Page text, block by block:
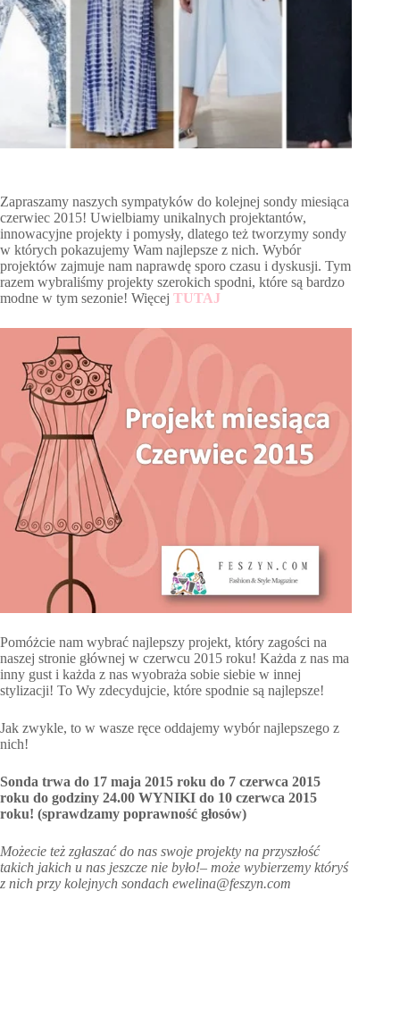
Zapraszamy naszych sympatyków do kolejnej sondy miesiąca
czerwiec 2015! Uwielbiamy unikalnych projektantów,
innowacyjne projekty i pomysły, dlatego też tworzymy sondy
w których pokazujemy Wam najlepsze z nich. Wybór
projektów zajmuje nam naprawdę sporo czasu i dyskusji. Tym
razem wybraliśmy projekty szerokich spodni, które są bardzo
modne w tym sezonie! Więcej TUTAJ
Pomóżcie nam wybrać najlepszy projekt, który zagości na
naszej stronie głównej w czerwcu 2015 roku! Każda z nas ma
inny gust i każda z nas wyobraża sobie siebie w innej
stylizacji! To Wy zdecydujcie, które spodnie są najlepsze!
Jak zwykle, to w wasze ręce oddajemy wybór najlepszego z
nich!
Sonda trwa do 17 maja 2015 roku do 7 czerwca 2015
roku do godziny 24.00 WYNIKI do 10 czerwca 2015
roku! (sprawdzamy poprawność głosów)
Możecie też zgłaszać do nas swoje projekty na przyszłość
takich jakich u nas jeszcze nie było!– może wybierzemy któryś
z nich przy kolejnych sondach ewelina@feszyn.com